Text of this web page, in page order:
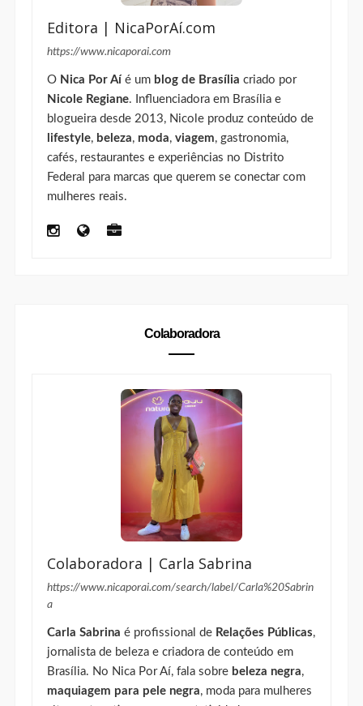
Editora | NicaPorAí.com
https://www.nicaporai.com
Nicole Regiane. Influenciadora em Brasília e
blogueira desde 2013, Nicole produz conteúdo de
lifestyle,beleza ,moda ,viagem, gastronomia,
cafés, restaurantes e experiências no Distrito
Federal para marcas que querem se conectar com
mulheres reais.
Colaboradora | Carla Sabrina
https://www.nicaporai.com/search/label/Carla%20Sabrin
a
jornalista de beleza e criadora de conteúdo em
Brasília. No Nica Por Aí, fala sobrebeleza negra
maquiagem para pele negra, moda para mulheres
altas, autoestima e representatividade.